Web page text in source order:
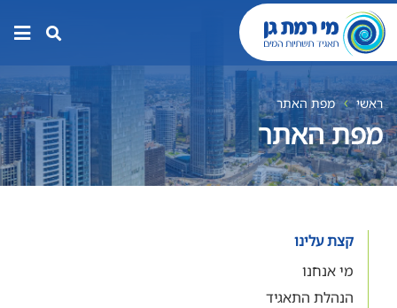
ראשי מפת האתר
מפת האתר
קצת עלינו
מי אנחנו
הנהלת התאגיד